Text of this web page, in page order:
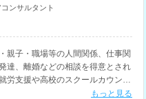
ンサルタント
親子・職場等の人間関係、仕事関
達、離婚などの相談を得意とされ
労支援や高校のスクールカウンセ
勤務経験をお持ちです。もっと見る